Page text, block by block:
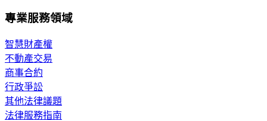
專業服務領域
智慧財產權
不動產交易
商事合約
行政爭訟
其他法律議題
法律服務指南